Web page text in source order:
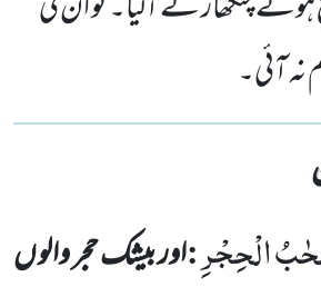
نہ آئی۔
الْحِجْرِ:اور بیشک حجر والو ں